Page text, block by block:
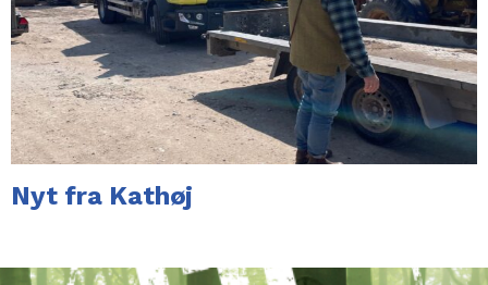
Nyt fra Kathøj